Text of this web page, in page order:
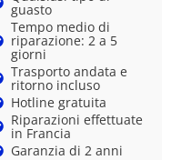
guasto
Tempo medio di
riparazione: 2 a 5
giorni
Trasporto andata e
ritorno incluso
Hotline gratuita
Riparazioni effettuate
in Francia
Garanzia di 2 anni